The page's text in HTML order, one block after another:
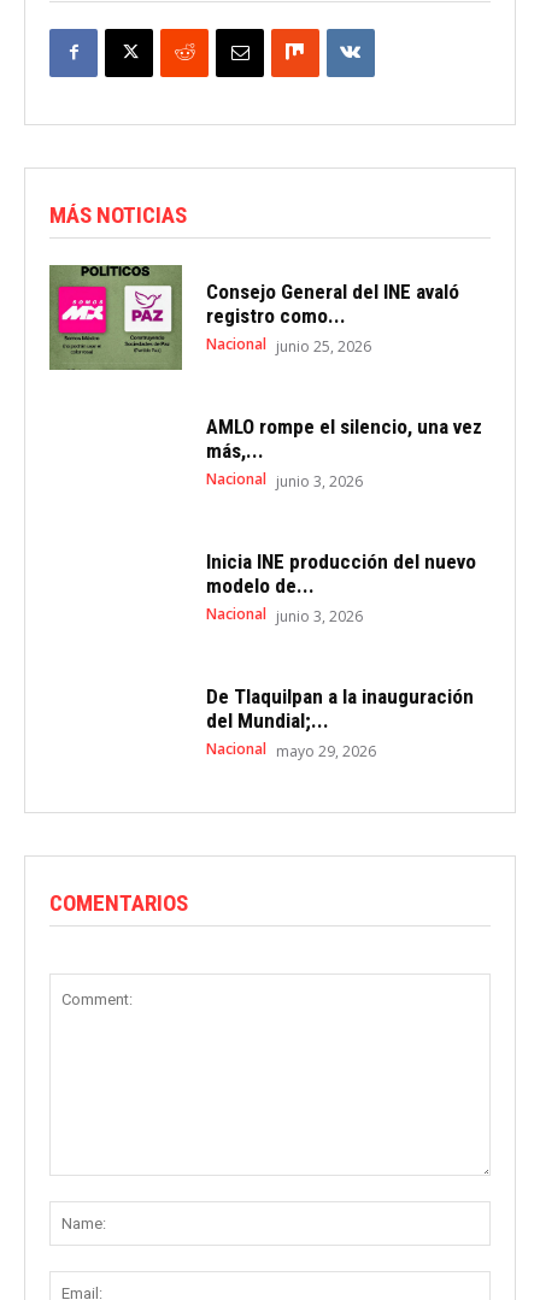
MÁS NOTICIAS
Consejo General del INE avaló
registro como...
Nacional junio 25, 2026
AMLO rompe el silencio, una vez
más,...
Nacional junio 3, 2026
Inicia INE producción del nuevo
modelo de...
Nacional junio 3, 2026
De Tlaquilpan a la inauguración
del Mundial;...
Nacional mayo 29, 2026
COMENTARIOS